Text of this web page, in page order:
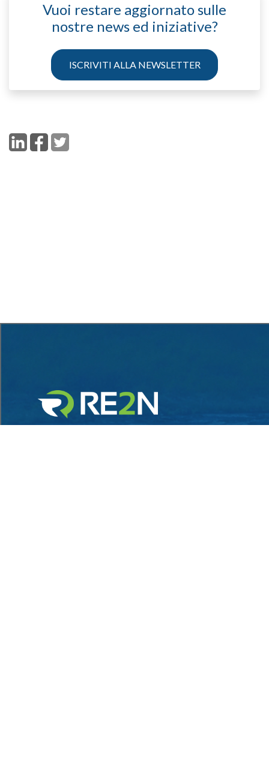
Vuoi restare aggiornato sulle
nostre news ed iniziative?
ISCRIVITI ALLA NEWSLETTER